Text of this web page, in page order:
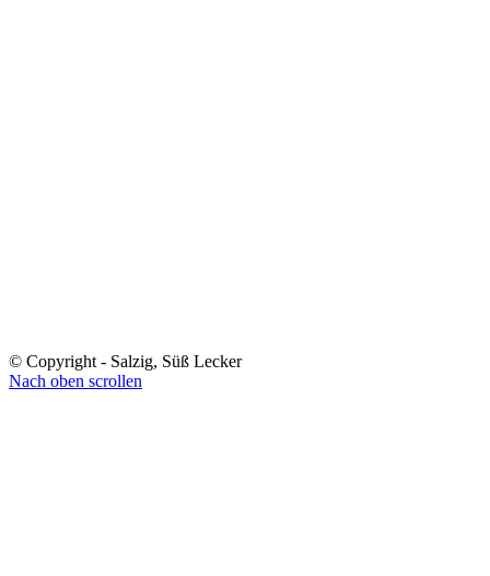
© Copyright - Salzig, Süß Lecker
Nach oben scrollen